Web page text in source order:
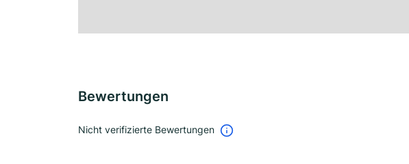
Bewertungen
Nicht verifizierte Bewertungen